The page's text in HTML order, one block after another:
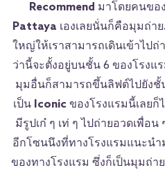
Recommend มาโดยคนขอ
Pattaya เองเลยนั่นก็คือมุมถ่า
ใหญ่ให้เราสามารถเดินเข้าไป
ว่านี้จะตั้งอยู่บนชั้น 6 ของโรงแ
มุมอื่นก็สามารถขึ้นลิฟต์ไปยังชั้
เป็น Iconic ของโรงแรมนี้เลย
มีรูปเก๋ ๆ เท่ ๆ ไปถ่ายอวดเพื่อ
อีกโซนนึงที่ทางโรงแรมแนะน
ของทางโรงแรม ซึ่งก็เป็นมุมถ่า